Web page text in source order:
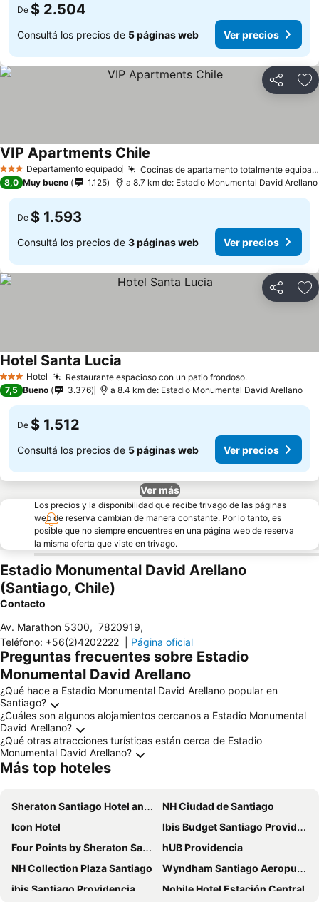
De $ 2.504
Consultá los precios de 5 páginas web Ver precios
Compartir
3 EstrellasDepartamento equipado Cocinas de apartamento totalmente equipadas
VIP Apartments Chile
8,0 Muy bueno 1.125 a 8.7 km de: Estadio Monumental David Arellano
De $ 1.593
Consultá los precios de 3 páginas web Ver precios
Compartir
3 Estrellas
Hotel Restaurante espacioso con un patio frondoso.
Hotel Santa Lucia
7,5 Bueno 3.376 a 8.4 km de: Estadio Monumental David Arellano
De $ 1.512
Consultá los precios de 5 páginas web Ver precios
Ver más
Los precios y la disponibilidad que recibe trivago de las páginas
web de reserva cambian de manera constante. Por lo tanto, es
posible que no siempre encuentres en una página web de reserva
la misma oferta que viste en trivago.
Estadio Monumental David Arellano
(Santiago, Chile)
Contacto
Av. Marathon 5300, 7820919,
Teléfono: +56(2)4202222 Página oficial
Preguntas frecuentes sobre Estadio
Monumental David Arellano
¿Qué hace a Estadio Monumental David Arellano popular en
Santiago?
¿Cuáles son algunos alojamientos cercanos a Estadio Monumental
David Arellano?
¿Qué otras atracciones turísticas están cerca de Estadio
Monumental David Arellano?
Más top hoteles
Sheraton Santiago Hotel and Convention Center
NH Ciudad de Santiago
Icon Hotel
Ibis Budget Santiago Providencia
Four Points by Sheraton Santiago
hUB Providencia
NH Collection Plaza Santiago
Wyndham Santiago Aeropuerto
ibis Santiago Providencia
Nobile Hotel Estación Central